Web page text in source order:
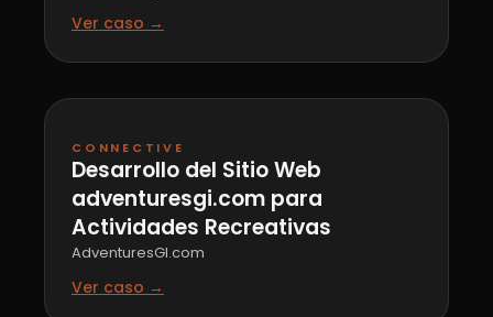
Ver caso →
CONNECTIVE
Desarrollo del Sitio Web
adventuresgi.com para
Actividades Recreativas
AdventuresGI.com
Ver caso →